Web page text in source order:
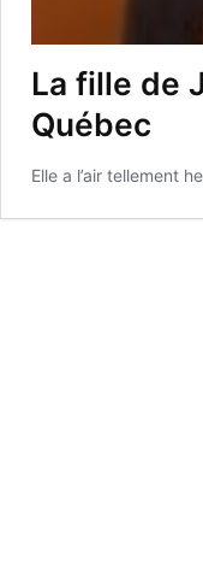
La fille de
Québec
Elle a l’air tellement